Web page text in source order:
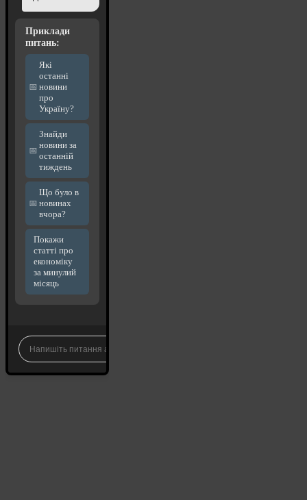
Приклади
питань:
Які
останні
новини
про
Україну?
Знайди
новини за
останній
тиждень
Що було в
новинах
вчора?
Покажи
статті про
економіку
за минулий
місяць